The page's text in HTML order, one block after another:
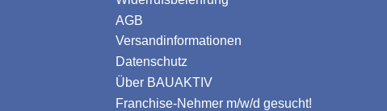
AGB
Versandinformationen
Datenschutz
Über BAUAKTIV
Franchise-Nehmer m/w/d gesucht!